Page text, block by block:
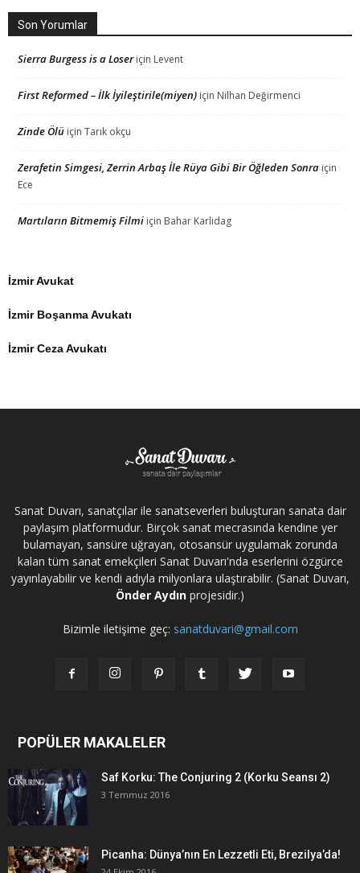
Son Yorumlar
Sierra Burgess is a Loseriçin Levent
First Reformed – İlk İyileştirile(miyen) için Nilhan Değirmenci
Zinde Ölü için Tarık okçu
Zerafetin Simgesi, Zerrin Arbaş İle Rüya Gibi Bir Öğleden Sonra için
Ece
Martıların Bitmemiş Filmi için Bahar Karlidag
İzmir Avukat
İzmir Boşanma Avukatı
İzmir Ceza Avukatı
Sanat Duvarı, sanatçılar ile sanatseverleri buluşturan sanata dair
paylaşım platformudur. Birçok sanat mecrasında kendine yer
bulamayan, sansüre uğrayan, otosansür uygulamak zorunda
kalan tüm sanat emekçileri Sanat Duvarı'nda eserlerini özgürce
yayınlayabilir ve kendi adıyla milyonlara ulaştırabilir. (Sanat Duvarı,
Önder Aydın projesidir.)
Bizimle iletişime geç: sanatduvari@gmail.com
POPÜLER MAKALELER
Saf Korku: The Conjuring 2 (Korku Seansı 2)
3 Temmuz 2016
Picanha: Dünya’nın En Lezzetli Eti, Brezilya’da!